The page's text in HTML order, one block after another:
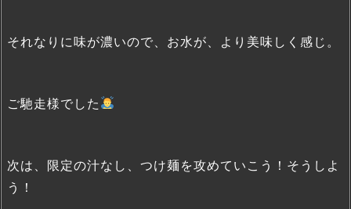
それなりに味が濃いので、お水が、より美味しく感じ。
ご馳走様でした
次は、限定の汁なし、つけ麺を攻めていこう！そうしよ
う！